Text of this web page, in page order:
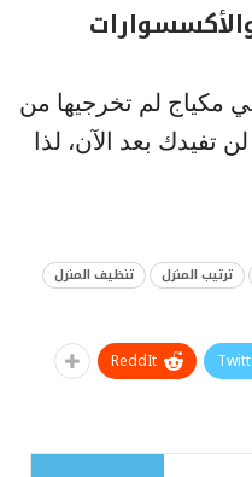
مكياج لم تخرجيها من
لن تفيدك بعد الآن، لذا
ترتيب المنزل
تنظيف المنزل
ReddIt